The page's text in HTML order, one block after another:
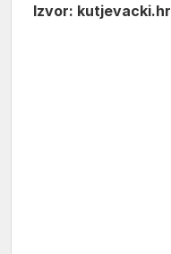
Izvor: kutjevacki.hr